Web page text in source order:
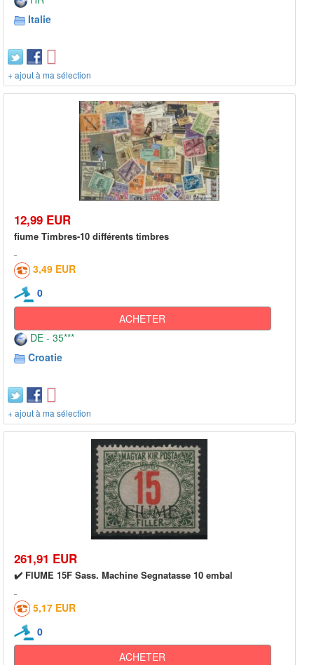
Italie
+ ajout à ma sélection
12,99 EUR
fiume Timbres-10 différents timbres
3,49 EUR
0
ACHETER
DE - 35***
Croatie
+ ajout à ma sélection
261,91 EUR
✔️ FIUME 15F Sass. Machine Segnatasse 10 embal
5,17 EUR
0
ACHETER